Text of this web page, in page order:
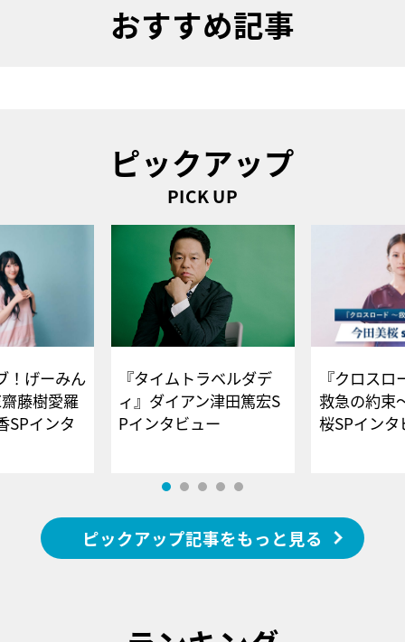
おすすめ記事
ピックアップ
PICK UP
！げーみん
藤樹愛羅
SPインタ
『タイムトラベルダデ
ィ』ダイアン津田篤宏S
Pインタビュー
『クロス
救急の約束
桜SPイ
ピックアップ記事をもっと見る